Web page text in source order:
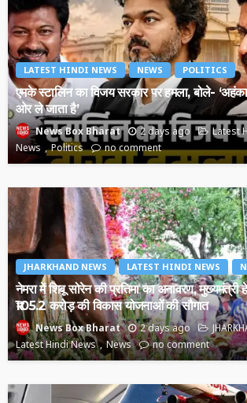
LATEST HINDI NEWS NEWS POLITICS
एमके स्टालिन का विजय सरकार पर हमला, बोले-
ओर ले जाता है’
News Box Bharat 2 days ago
Latest
News
Politics no comment
JHARKHAND NEWS LATEST HINDI NEWS
नेमरा में शिबू सोरेन की प्रतिमा का अनावरण, मुख्यमंत्री
₹105.2 करोड़ की विकास योजनाओं की सौगात
News Box Bharat 2 days ago
Latest Hindi News
News no comment